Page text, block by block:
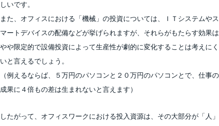
しいです。
また、オフィスにおける「機械」の投資については、ＩＴシステムやス
マートデバイスの配備などが挙げられますが、それらがもたらす効果は
やや限定的で設備投資によって生産性が劇的に変化することは考えにく
いと言えるでしょう。
（例えるならば、５万円のパソコンと２０万円のパソコンとで、仕事の
成果に４倍もの差は生まれないと言えます）
したがって、オフィスワークにおける投入資源は、その大部分が「人」